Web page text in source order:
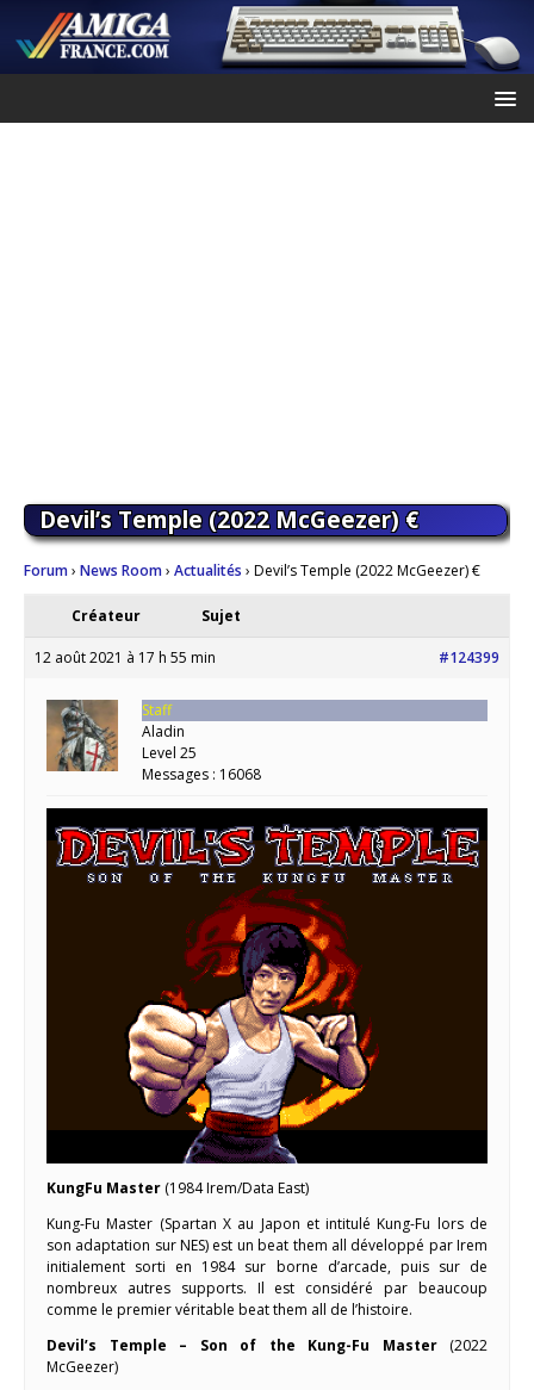
Devil’s Temple (2022 McGeezer) €
Forum› News Room› Actualités › Devil’s Temple (2022 McGeezer) €
Créateur Sujet
12 août 2021 à 17 h 55 min #124399
Staff
Aladin
Level 25
Messages : 16068
KungFu Master (1984 Irem/Data East)
Kung-Fu Master (Spartan X au Japon et intitulé Kung-Fu lors de
son adaptation sur NES) est un beat them all développé par Irem
initialement sorti en 1984 sur borne d’arcade, puis sur de
nombreux autres supports. Il est considéré par beaucoup
comme le premier véritable beat them all de l’histoire.
Devil’s Temple – Son of the Kung-Fu Master(2022
McGeezer)